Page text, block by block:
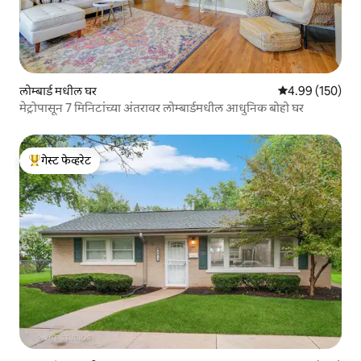
लोम्बार्ड मधील घर 5 पैकी 4.99
4.99 (150)
मेट्रोपासून 7 मिनिटांच्या अंतरावर लोम्बार्डमधील आधुनिक बोहो घर
टॉप गेस्ट फेव्हरेट
गेस्ट फेव्हरेट